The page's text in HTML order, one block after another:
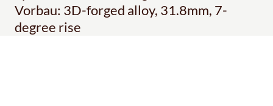
Vorbau: 3D-forged alloy, 31.8mm, 7-
degree rise